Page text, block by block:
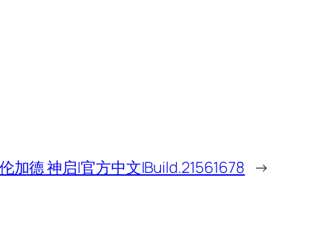
加德 神启|官方中文|Build.21561678 →